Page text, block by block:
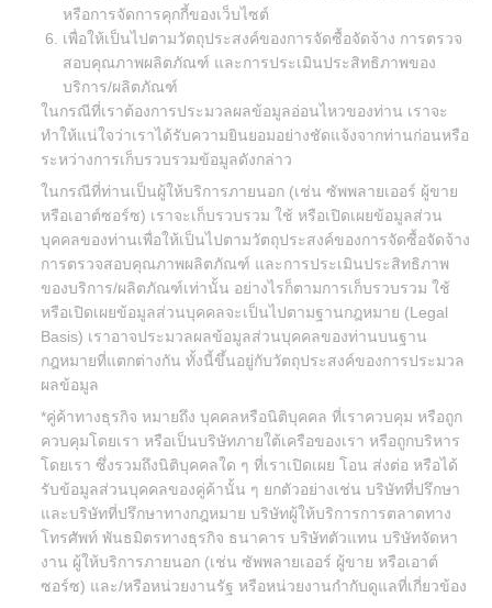
หรือการจัดการคุกกี้ของเว็บไซต์
เพื่อให้เป็นไปตามวัตถุประสงค์ของการจัดซื้อจัดจ้าง การตรวจ
สอบคุณภาพผลิตภัณฑ์ และการประเมินประสิทธิภาพของ
บริการ/ผลิตภัณฑ์
ในกรณีที่เราต้องการประมวลผลข้อมูลอ่อนไหวของท่าน เราจะ
ทำให้แน่ใจว่าเราได้รับความยินยอมอย่างชัดแจ้งจากท่านก่อนหรือ
ระหว่างการเก็บรวบรวมข้อมูลดังกล่าว
ในกรณีที่ท่านเป็นผู้ให้บริการภายนอก (เช่น ซัพพลายเออร์ ผู้ขาย
หรือเอาต์ซอร์ซ) เราจะเก็บรวบรวม ใช้ หรือเปิดเผยข้อมูลส่วน
บุคคลของท่านเพื่อให้เป็นไปตามวัตถุประสงค์ของการจัดซื้อจัดจ้าง
การตรวจสอบคุณภาพผลิตภัณฑ์ และการประเมินประสิทธิภาพ
ของบริการ/ผลิตภัณฑ์เท่านั้น อย่างไรก็ตามการเก็บรวบรวม ใช้
หรือเปิดเผยข้อมูลส่วนบุคคลจะเป็นไปตามฐานกฎหมาย (Legal
Basis) เราอาจประมวลผลข้อมูลส่วนบุคคลของท่านบนฐาน
กฎหมายที่แตกต่างกัน ทั้งนี้ขึ้นอยู่กับวัตถุประสงค์ของการประมวล
ผลข้อมูล
*คู่ค้าทางธุรกิจ หมายถึง บุคคลหรือนิติบุคคล ที่เราควบคุม หรือถูก
ควบคุมโดยเรา หรือเป็นบริษัทภายใต้เครือของเรา หรือถูกบริหาร
โดยเรา ซึ่งรวมถึงนิติบุคคลใด ๆ ที่เราเปิดเผย โอน ส่งต่อ หรือได้
รับข้อมูลส่วนบุคคลของคู่ค้านั้น ๆ ยกตัวอย่างเช่น บริษัทที่ปรึกษา
และบริษัทที่ปรึกษาทางกฎหมาย บริษัทผู้ให้บริการการตลาดทาง
โทรศัพท์ พันธมิตรทางธุรกิจ ธนาคาร บริษัทตัวแทน บริษัทจัดหา
งาน ผู้ให้บริการภายนอก (เช่น ซัพพลายเออร์ ผู้ขาย หรือเอาต์
ซอร์ซ) และ/หรือหน่วยงานรัฐ หรือหน่วยงานกำกับดูแลที่เกี่ยวข้อง